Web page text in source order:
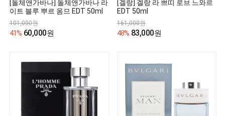
[돌체앤가바나] 돌체앤가바나 라
이트 블루 뿌르 옴므 EDT 50ml
101,000원
41% 60,000원
[겔랑] 겔랑 라 쁘띠 로브 느와르
EDT 50ml
161,000원
48% 83,000원